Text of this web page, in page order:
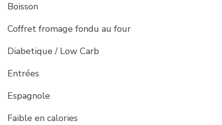
Boisson
Coffret fromage fondu au four
Diabetique / Low Carb
Entrées
Espagnole
Faible en calories